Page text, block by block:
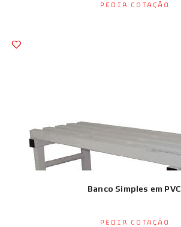
Pedir Cotação
Banco Simples em PVC
Pedir Cotação